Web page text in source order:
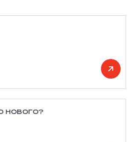
НОВОГО?